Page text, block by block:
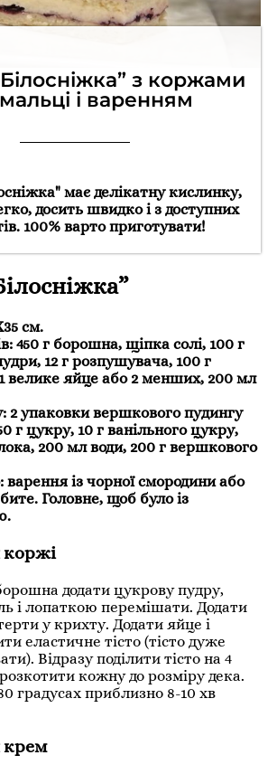
з коржами
і варенням
має делікатну кислинку,
досить швидко і з доступних
100% варто приготувати!
см.
450 г борошна, щіпка солі, 100 г
12 г розпушувача, 100 г
велике яйце або 2 менших, 200 мл
2 упаковки вершкового пудингу
г цукру, 10 г ванільного цукру,
200 мл води, 200 г вершкового
варення із чорної смородини або
Головне, щоб було із
коржі
додати цукрову пудру,
і лопаткою перемішати. Додати
у крихту. Додати яйце і
еластичне тісто (тісто дуже
Відразу поділити тісто на 4
розкотити кожну до розміру дека.
градусах приблизно 8-10 хв
крем